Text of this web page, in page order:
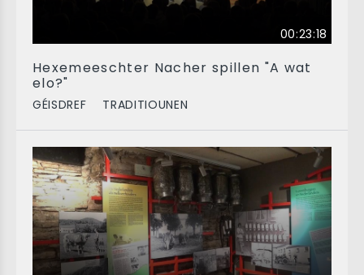
00:23:18
Hexemeeschter Nacher spillen "A wat
elo?"
GÉISDREF TRADITIOUNEN